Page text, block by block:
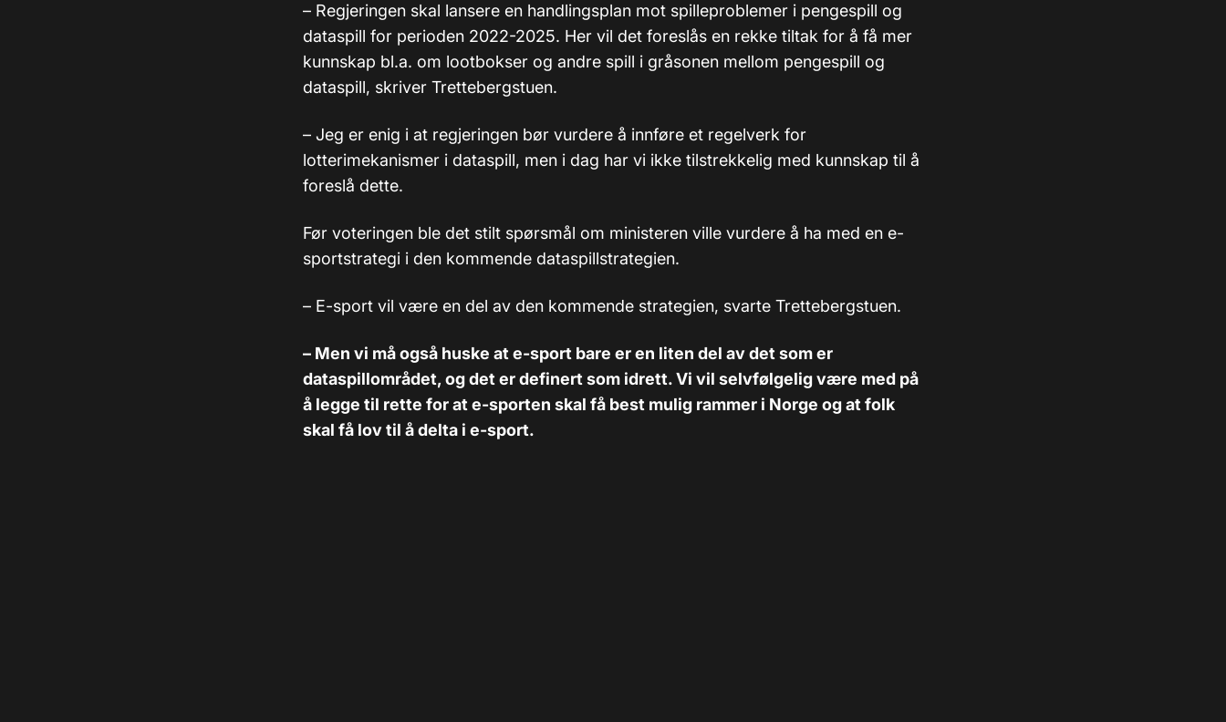
– Regjeringen skal lansere en handlingsplan mot spilleproblemer i pengespill og
dataspill for perioden 2022-2025. Her vil det foreslås en rekke tiltak for å få mer
kunnskap bl.a. om lootbokser og andre spill i gråsonen mellom pengespill og
dataspill, skriver Trettebergstuen.
– Jeg er enig i at regjeringen bør vurdere å innføre et regelverk for
lotterimekanismer i dataspill, men i dag har vi ikke tilstrekkelig med kunnskap til å
foreslå dette.
Før voteringen ble det stilt spørsmål om ministeren ville vurdere å ha med en e-
sportstrategi i den kommende dataspillstrategien.
– E-sport vil være en del av den kommende strategien, svarte Trettebergstuen.
– Men vi må også huske at e-sport bare er en liten del av det som er
dataspillområdet, og det er definert som idrett. Vi vil selvfølgelig være med på
å legge til rette for at e-sporten skal få best mulig rammer i Norge og at folk
skal få lov til å delta i e-sport.